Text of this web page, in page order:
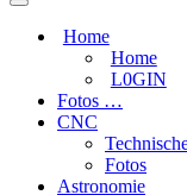
Toggle
search
field
Home
Home
L​0​​GIN
Fotos …
CNC
Fotos
Astronomie